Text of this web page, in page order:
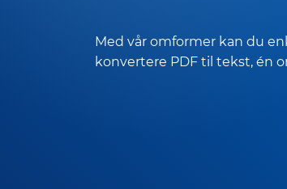
Med vår omformer kan du
konvertere PDF til tekst, én